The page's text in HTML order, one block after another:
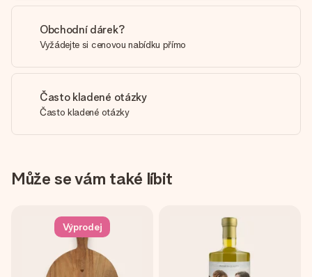
Obchodní dárek?
Vyžádejte si cenovou nabídku přímo
Často kladené otázky
Často kladené otázky
Může se vám také líbit
Výprodej